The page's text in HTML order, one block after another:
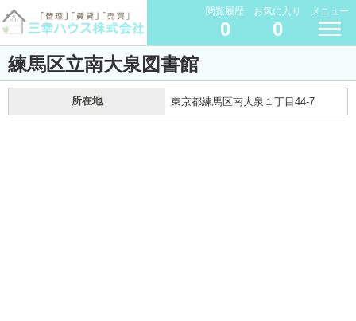
閲覧履歴
0
お気に入り
0
メニュー
練馬区立南大泉図書館
所在地 東京都練馬区南大泉１丁目44-7